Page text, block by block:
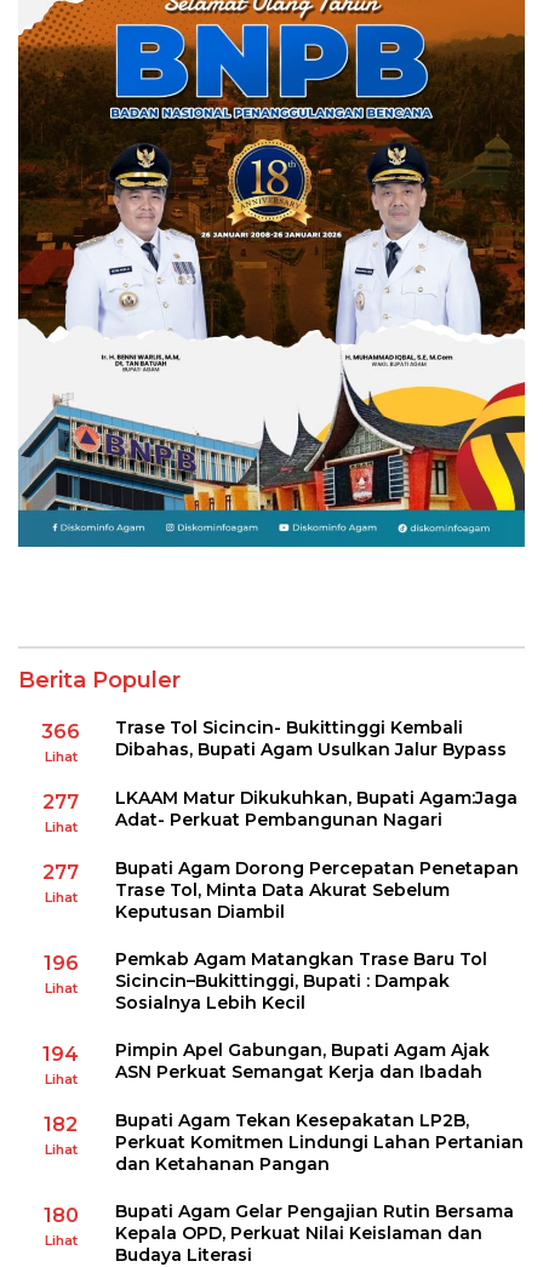
Berita Populer
366
Lihat
Trase Tol Sicincin- Bukittinggi Kembali
Dibahas, Bupati Agam Usulkan Jalur Bypass
277
Lihat
LKAAM Matur Dikukuhkan, Bupati Agam:Jaga
Adat- Perkuat Pembangunan Nagari
277
Lihat
Bupati Agam Dorong Percepatan Penetapan
Trase Tol, Minta Data Akurat Sebelum
Keputusan Diambil
196
Lihat
Pemkab Agam Matangkan Trase Baru Tol
Sicincin–Bukittinggi, Bupati : Dampak
Sosialnya Lebih Kecil
194
Lihat
Pimpin Apel Gabungan, Bupati Agam Ajak
ASN Perkuat Semangat Kerja dan Ibadah
182
Lihat
Bupati Agam Tekan Kesepakatan LP2B,
Perkuat Komitmen Lindungi Lahan Pertanian
dan Ketahanan Pangan
180
Lihat
Bupati Agam Gelar Pengajian Rutin Bersama
Kepala OPD, Perkuat Nilai Keislaman dan
Budaya Literasi